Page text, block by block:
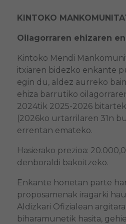
KINTOKO
Oilagorraren ehizaren
Kintoko Mendi
itxiaren bidezko enkante
egin du, aldez aurreko
ehiza barrutiko
2024tik 2025-2026
(2026ko urtarrilaren 31n
errentan emateko.
Hasierako prezioa:
denboraldi bakoitzeko.
Enkante honetan parte
proposamenak iragarki
Aldizkari Ofizialean
biharamunetik hasita,